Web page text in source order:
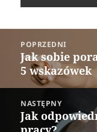
wpisuPOPRZEDNI
Poprzedni
wpis:
Jak sobie
5 wskazówek
NASTĘPNY
Następny
Jak